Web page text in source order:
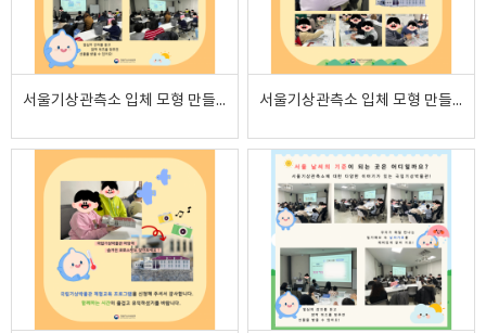
서울기상관측소 입체 모형 만들기 2025.02.15. 서울기상관측소 입체 모형 만들기 2025.02.15.